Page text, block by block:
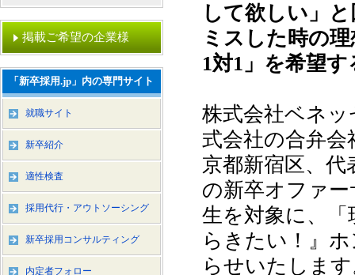
して欲しい」
ミスした時の
1対1」を希望
株式会社ベネ
式会社の合弁
京都新宿区、代
の新卒オファー
生を対象に、
らきたい！』
らせいたしま
掲載ご希望の企業様
「新卒採用.jp」内の専門サイト
就職サイト
新卒紹介
適性検査
採用代行・アウトソーシング
新卒採用コンサルティング
内定者フォロー